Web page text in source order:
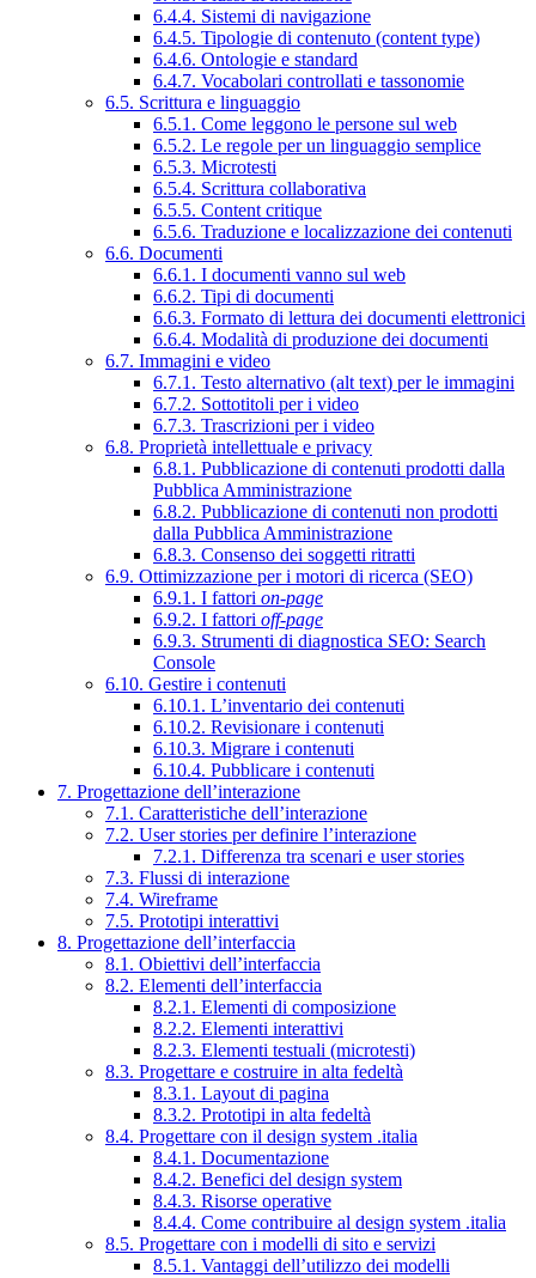
6.4.4. Sistemi di navigazione
6.4.5. Tipologie di contenuto (content type)
6.4.6. Ontologie e standard
6.4.7. Vocabolari controllati e tassonomie
6.5. Scrittura e linguaggio
6.5.1. Come leggono le persone sul web
6.5.2. Le regole per un linguaggio semplice
6.5.3. Microtesti
6.5.4. Scrittura collaborativa
6.5.5. Content critique
6.5.6. Traduzione e localizzazione dei contenuti
6.6. Documenti
6.6.1. I documenti vanno sul web
6.6.2. Tipi di documenti
6.6.3. Formato di lettura dei documenti elettronici
6.6.4. Modalità di produzione dei documenti
6.7. Immagini e video
6.7.1. Testo alternativo (alt text) per le immagini
6.7.2. Sottotitoli per i video
6.7.3. Trascrizioni per i video
6.8. Proprietà intellettuale e privacy
6.8.1. Pubblicazione di contenuti prodotti dalla
Pubblica Amministrazione
6.8.2. Pubblicazione di contenuti non prodotti
dalla Pubblica Amministrazione
6.8.3. Consenso dei soggetti ritratti
6.9. Ottimizzazione per i motori di ricerca (SEO)
6.9.1. I fattori on-page
6.9.2. I fattori off-page
6.9.3. Strumenti di diagnostica SEO: Search
Console
6.10. Gestire i contenuti
6.10.1. L’inventario dei contenuti
6.10.2. Revisionare i contenuti
6.10.3. Migrare i contenuti
6.10.4. Pubblicare i contenuti
7. Progettazione dell’interazione
7.1. Caratteristiche dell’interazione
7.2. User stories per definire l’interazione
7.2.1. Differenza tra scenari e user stories
7.3. Flussi di interazione
7.4. Wireframe
7.5. Prototipi interattivi
8. Progettazione dell’interfaccia
8.1. Obiettivi dell’interfaccia
8.2. Elementi dell’interfaccia
8.2.1. Elementi di composizione
8.2.2. Elementi interattivi
8.2.3. Elementi testuali (microtesti)
8.3. Progettare e costruire in alta fedeltà
8.3.1. Layout di pagina
8.3.2. Prototipi in alta fedeltà
8.4. Progettare con il design system .italia
8.4.1. Documentazione
8.4.2. Benefici del design system
8.4.3. Risorse operative
8.4.4. Come contribuire al design system .italia
8.5. Progettare con i modelli di sito e servizi
8.5.1. Vantaggi dell’utilizzo dei modelli